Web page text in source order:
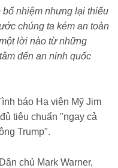
nhiệm nhưng lại thiếu
chúng ta kém an toàn
lời nào từ những
đến an ninh quốc
báo Hạ viện Mỹ Jim
tiêu chuẩn "ngay cả
Trump".
chủ Mark Warner,